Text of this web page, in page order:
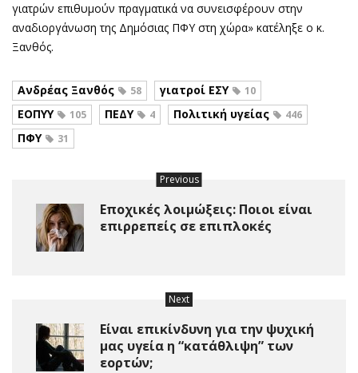
γιατρών επιθυμούν πραγματικά να συνεισφέρουν στην
αναδιοργάνωση της Δημόσιας ΠΦΥ στη χώρα» κατέληξε ο κ.
Ξανθός.
Ανδρέας Ξανθός 58 γιατροί ΕΣΥ 10
ΕΟΠΥΥ 105 ΠΕΔΥ 4 Πολιτική υγείας 446
ΠΦΥ 31
Previous
Εποχικές λοιμώξεις: Ποιοι είναι
επιρρεπείς σε επιπλοκές
Next
Είναι επικίνδυνη για την ψυχική
μας υγεία η “κατάθλιψη” των
εορτών;